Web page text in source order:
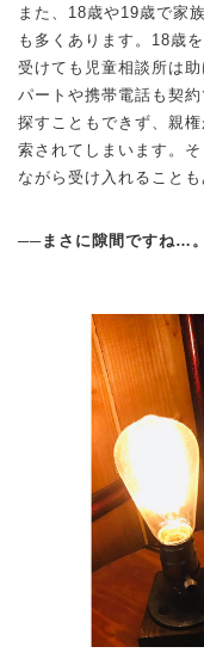
また、18歳や19歳で家
も多くあります。18歳
受けても児童相談所は
パートや携帯電話も契
探すこともできず、親
索されてしまいます。
ながら受け入れることも
──まさに隙間ですね…。